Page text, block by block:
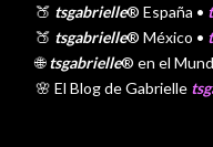
🍑 tsgabrielle® España •
🍑 tsgabrielle® México •
🌐tsgabrielle® en el
🌸 El Blog de Gabrielle